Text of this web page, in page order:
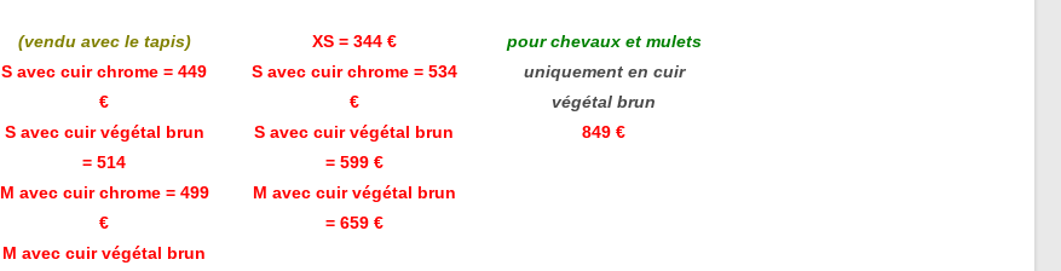
(vendu avec le tapis)
S avec cuir chrome = 449
€
S avec cuir végétal brun
= 514
M avec cuir chrome = 499
€
M avec cuir végétal brun
XS = 344 €
S avec cuir chrome = 534
€
S avec cuir végétal brun
= 599 €
M avec cuir végétal brun
= 659 €
pour chevaux et mulets
uniquement en cuir
végétal brun
849 €